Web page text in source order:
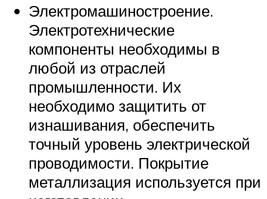
Электромашиностроение.
Электротехнические
компоненты необходимы в
любой из отраслей
промышленности. Их
необходимо защитить от
изнашивания, обеспечить
точный уровень электрической
проводимости. Покрытие
металлизация используется при